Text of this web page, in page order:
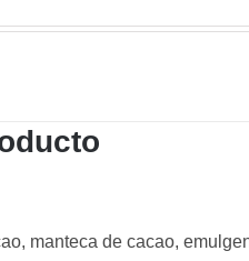
manteca de cacao,